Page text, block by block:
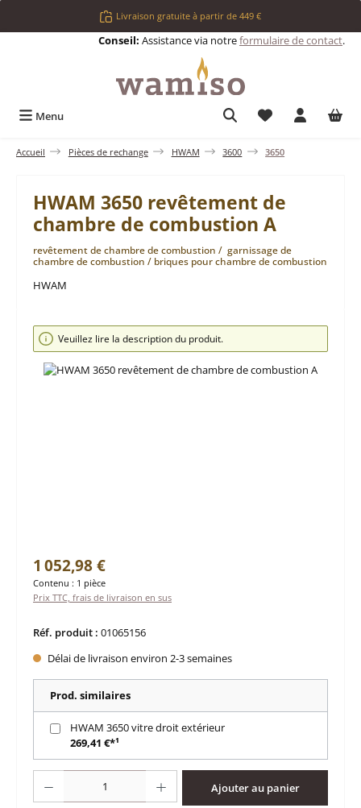
Passer au contenu principalLivraison gratuite à partir de 449 €
Conseil: Assistance via notreformulaire de contact.
Menu Vous avez 0
Accueil Pièces de rechange HWAM 3600 3650
HWAM 3650 revêtement de
chambre de combustion A
revêtement de chambre de combustion / garnissage de
chambre de combustion / briques pour chambre de combustion
HWAM
Ignorer la galerie d'images
Veuillez lire la description du produit.
Prix régulier :
1 052,98 €
Contenu : 1 pièce
Prix TTC, frais de livraison en sus
Réf. produit : 01065156
Délai de livraison environ 2-3 semaines
Prod. similaires
HWAM 3650 vitre droit extérieur
269,41 €*¹
Ajouter au panier